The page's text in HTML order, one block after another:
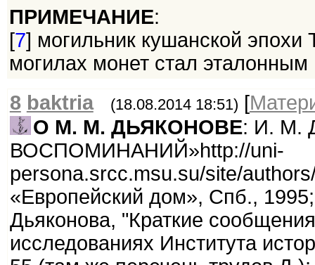
ПРИМЕЧАНИЕ:
[7] могильник кушанской эпохи
могилах монет стал эталонным
8 baktria (18.08.2014 18:51) [
О М. М. ДЬЯКОНОВЕ: И. М.
ВОСПОМИНАНИЙ»http://uni-
persona.srcc.msu.su/site/
«Европейский дом», Спб.,
Дьяконова, "Краткие
исследованиях Института